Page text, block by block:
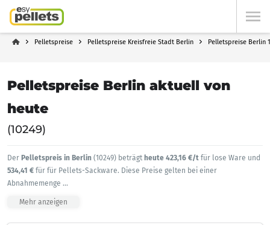
Pelletspreise Pelletspreise Kreisfreie Stadt Berlin Pelletspreise Berlin
Pelletspreise Berlin aktuell von
heute
(10249)
Der Pelletspreis in Berlin (10249) beträgt heute 423,16 €/t für lose Ware und
534,41 € für für Pellets-Sackware. Diese Preise gelten bei einer
Abnahmemenge ...
Mehr anzeigen